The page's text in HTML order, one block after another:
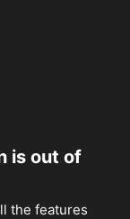
is out of
the features